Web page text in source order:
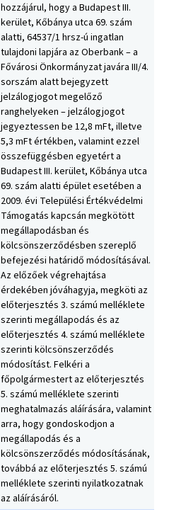
hozzájárul, hogy a Budapest III.
kerület, Kőbánya utca 69. szám
alatti, 64537/1 hrsz-ú ingatlan
tulajdoni lapjára az Oberbank – a
Fővárosi Önkormányzat javára III/4.
sorszám alatt bejegyzett
jelzálogjogot megelőző
ranghelyeken – jelzálogjogot
jegyeztessen be 12,8 mFt, illetve
5,3 mFt értékben, valamint ezzel
összefüggésben egyetért a
Budapest III. kerület, Kőbánya utca
69. szám alatti épület esetében a
2009. évi Települési Értékvédelmi
Támogatás kapcsán megkötött
megállapodásban és
kölcsönszerződésben szereplő
befejezési határidő módosításával.
Az előzőek végrehajtása
érdekében jóváhagyja, megköti az
előterjesztés 3. számú melléklete
szerinti megállapodás és az
előterjesztés 4. számú melléklete
szerinti kölcsönszerződés
módosítást. Felkéri a
főpolgármestert az előterjesztés
5. számú melléklete szerinti
meghatalmazás aláírására, valamint
arra, hogy gondoskodjon a
megállapodás és a
kölcsönszerződés módosításának,
továbbá az előterjesztés 5. számú
melléklete szerinti nyilatkozatnak
az aláírásáról.